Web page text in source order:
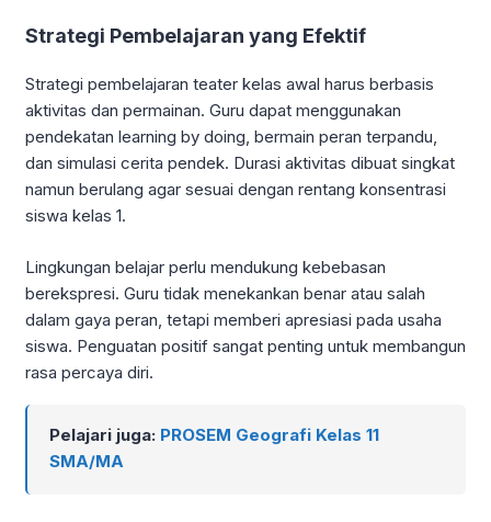
Strategi Pembelajaran yang Efektif
Strategi pembelajaran teater kelas awal harus berbasis
aktivitas dan permainan. Guru dapat menggunakan
pendekatan learning by doing, bermain peran terpandu,
dan simulasi cerita pendek. Durasi aktivitas dibuat singkat
namun berulang agar sesuai dengan rentang konsentrasi
siswa kelas 1.
Lingkungan belajar perlu mendukung kebebasan
berekspresi. Guru tidak menekankan benar atau salah
dalam gaya peran, tetapi memberi apresiasi pada usaha
siswa. Penguatan positif sangat penting untuk membangun
rasa percaya diri.
Pelajari juga: PROSEM Geografi Kelas 11
SMA/MA